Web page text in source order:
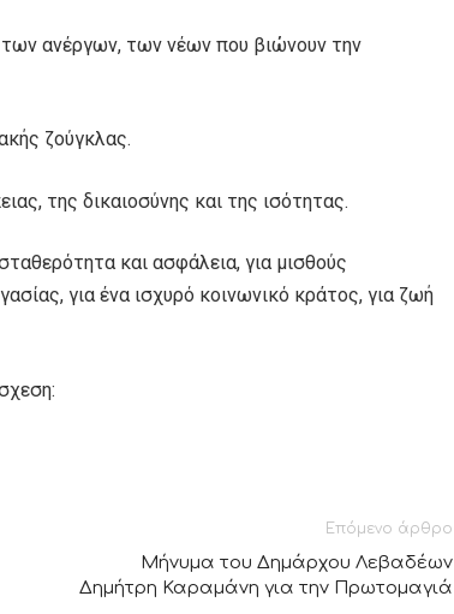
ανέργων, των νέων που βιώνουν την
ζούγκλας.
της δικαιοσύνης και της ισότητας.
και ασφάλεια, για μισθούς
για ένα ισχυρό κοινωνικό κράτος, για ζωή
Επόμενο άρθρο
Μήνυμα του Δημάρχου Λεβαδέων
Δημήτρη Καραμάνη για την Πρωτομαγιά